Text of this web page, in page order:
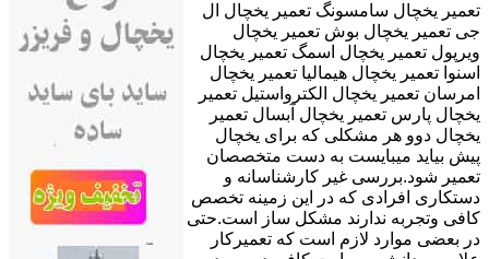
تعمیر یخچال سامسونگ تعمیر یخچال ال
جی تعمیر یخچال بوش تعمیر یخچال
ویرپول تعمیر یخچال اسمگ تعمیر یخچال
اسنوا تعمیر یخچال هیمالیا تعمیر یخچال
امرسان تعمیر یخچال الکترواستیل تعمیر
یخچال پارس تعمیر یخچال آبسال تعمیر
یخچال دوو هر مشکلی که برای یخچال
پیش بیاید میبایست به دست متخصصان
تعمیر شود.بررسی غیر کارشناسانه و
دستکاری افرادی که در این زمینه تخصص
کافی وتجربه ندارند مشکل ساز است.حتی
در بعضی موارد لازم است که تعمیرکار